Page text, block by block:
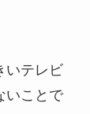
いテレビ
いことで